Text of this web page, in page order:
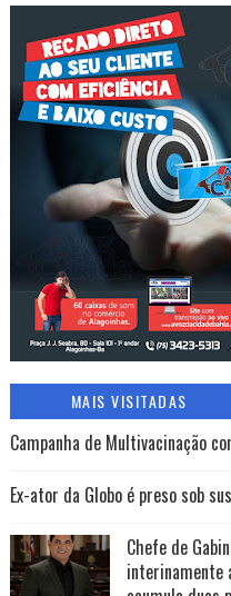
MAIS VISITADAS
Campanha de Multivacinação
Ex-ator da Globo é preso sob
Chefe de
interinamente